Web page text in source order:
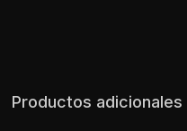
Productos adicionales